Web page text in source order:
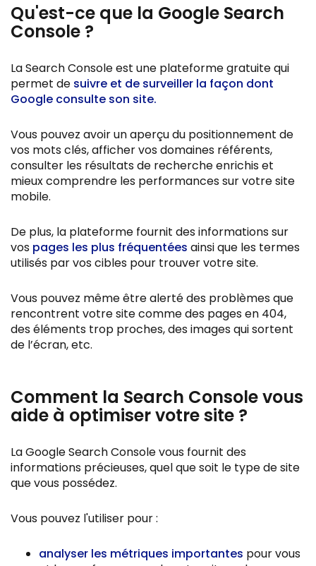
Qu'est-ce que la Google Search
Console ?
La Search Console est une plateforme gratuite qui
permet de suivre et de surveiller la façon dont
Google consulte son site.
Vous pouvez avoir un aperçu du positionnement de
vos mots clés, afficher vos domaines référents,
consulter les résultats de recherche enrichis et
mieux comprendre les performances sur votre site
mobile.
De plus, la plateforme fournit des informations sur
vos pages les plus fréquentées ainsi que les termes
utilisés par vos cibles pour trouver votre site.
Vous pouvez même être alerté des problèmes que
rencontrent votre site comme des pages en 404,
des éléments trop proches, des images qui sortent
de l’écran, etc.
Comment la Search Console vous
aide à optimiser votre site ?
La Google Search Console vous fournit des
informations précieuses, quel que soit le type de site
que vous possédez.
Vous pouvez l'utiliser pour :
analyser les métriques importantes pour vous